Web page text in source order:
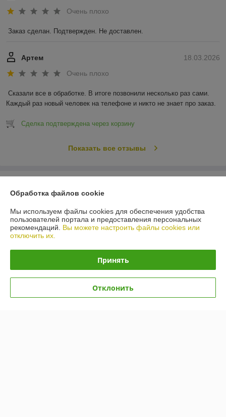
Очень плохо
Заказ сделан. Подтвержден. Не доставлен.
18.03.2026
Артем
Очень плохо
Сказали все в обработке. В итоге позвонили несколько раз сами.
Каждый раз новый человек на телефоне и никто не знает про заказ.
Сделка подтверждена через корзину
Показать все отзывы
Доставка и оплата
Полная версия сайта
Обработка файлов cookie
Мы используем файлы cookies для обеспечения удобства
пользователей портала и предоставления персональных
рекомендаций. Вы можете настроить файлы cookies или
отключить их.
Принять
Отклонить